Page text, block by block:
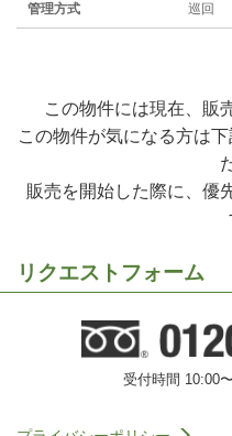
管理方式 巡回
この物件には現在、販
この物件が気になる方は
販売を開始した際に、優
リクエストフォーム
受付時間 10:00